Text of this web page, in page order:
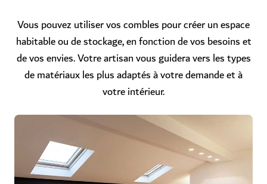
Vous pouvez utiliser vos combles pour créer un espace
habitable ou de stockage, en fonction de vos besoins et
de vos envies. Votre artisan vous guidera vers les types
de matériaux les plus adaptés à votre demande et à
votre intérieur.